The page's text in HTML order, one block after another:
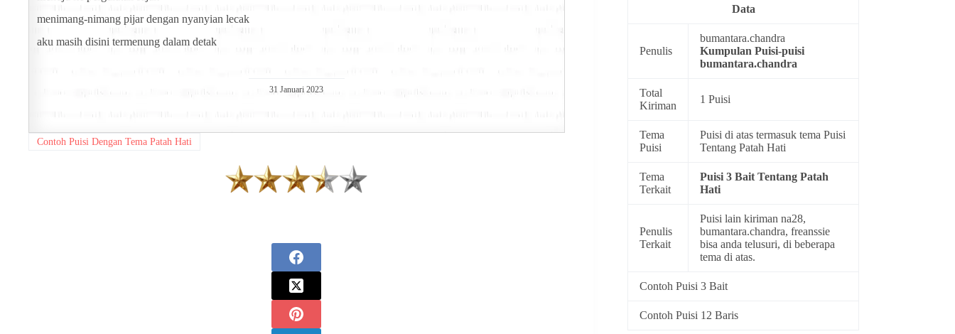
menimang-nimang pijar dengan nyanyian lecak
aku masih disini termenung dalam detak
31 Januari 2023
Contoh Puisi Dengan Tema Patah Hati
Data
Penulis
bumantara.chandra
KumpulanPuisi-puisi
bumantara.chandra
Total
Kiriman
1 Puisi
Tema
Puisi
Puisi di atas termasuk temaPuisi
Tentang Patah Hati
Tema
Terkait
Puisi 3 Bait Tentang Patah
Hati
Penulis
Terkait
Puisi lain kiriman na28,
bumantara.chandra, freanssie
bisa anda telusuri, di beberapa
tema di atas.
Contoh Puisi 3 Bait
Contoh Puisi 12 Baris